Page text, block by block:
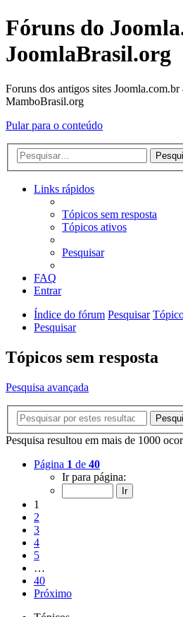
Fóruns do
JoomlaBrasil.org
Foruns dos antigos sites
MamboBrasil.org
Pular para o conteúdo
Links rápidos
Tópicos sem resposta
Tópicos ativos
Pesquisar
FAQ
Entrar
Índice do fórum Pesquisar
Pesquisar
Tópicos sem resposta
Pesquisa avançada
Pesquisa resultou em mais de 1000
Página 1 de 40
Ir para página:
1
2
3
4
5
…
40
Próximo